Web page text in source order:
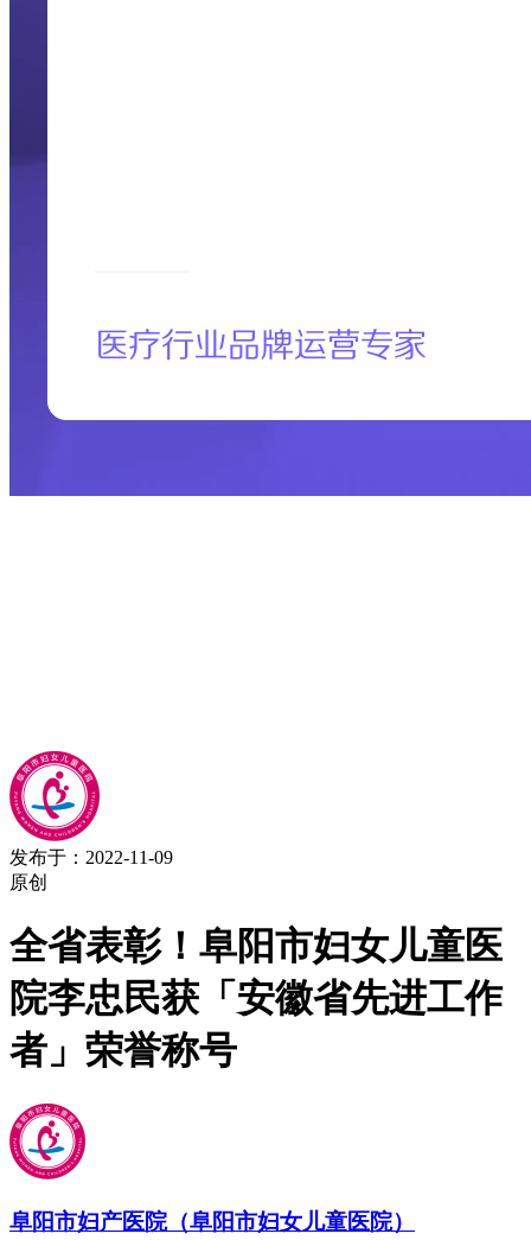
发布于：2022-11-09
原创
全省表彰！阜阳市妇女儿童医
院李忠民获「安徽省先进工作
者」荣誉称号
阜阳市妇产医院（阜阳市妇女儿童医院）